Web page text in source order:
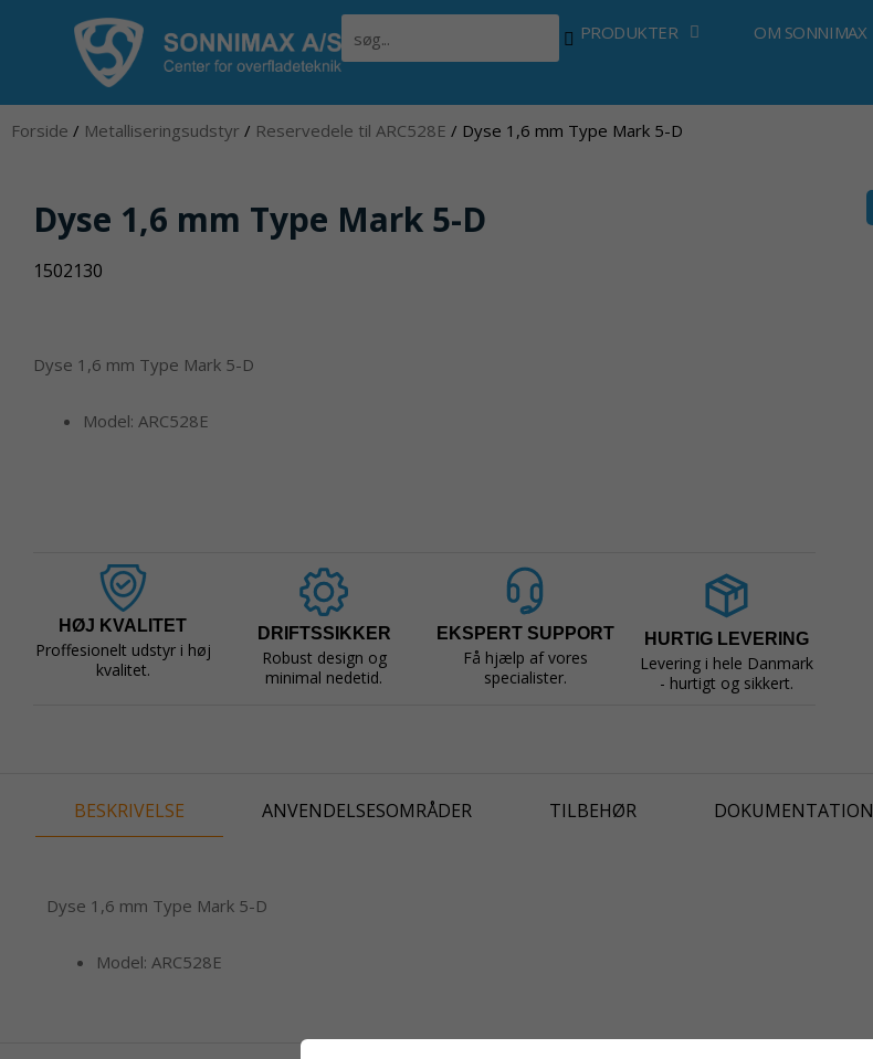
PRODUKTER OM SONNIMAX
Forside / Metalliseringsudstyr / Reservedele til ARC528E / Dyse 1,6 mm Type Mark 5-D
Dyse 1,6 mm Type Mark 5-D
1502130
Dyse 1,6 mm Type Mark 5-D
Model: ARC528E
HØJ KVALITET
Proffesionelt udstyr i høj
kvalitet.
DRIFTSSIKKER
Robust design og
minimal nedetid.
EKSPERT SUPPORT
Få hjælp af vores
specialister.
HURTIG LEVERING
Levering i hele Danmark
- hurtigt og sikkert.
BESKRIVELSE ANVENDELSESOMRÅDER TILBEHØR DOKUMENTATION
Dyse 1,6 mm Type Mark 5-D
Model: ARC528E